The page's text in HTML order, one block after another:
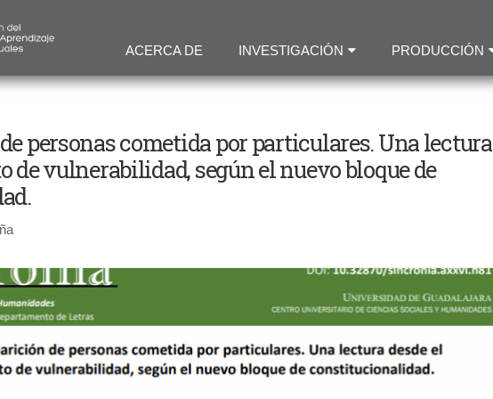
contenido
principal
ACERCA DE INVESTIGACIÓN PRODUCCIÓN
personas cometida por particulares. Una lectura
de vulnerabilidad, según el nuevo bloque de